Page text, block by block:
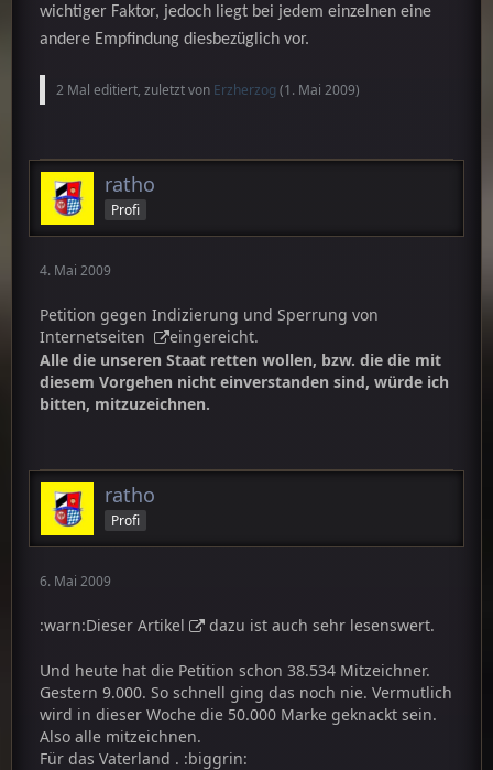
wichtiger Faktor, jedoch liegt bei jedem einzelnen eine
andere Empfindung diesbezüglich vor.
2 Mal editiert, zuletzt von Erzherzog (1. Mai 2009)
ratho
Profi
4. Mai 2009
Petition gegen Indizierung und Sperrung von
Internetseiten
eingereicht.
Alle die unseren Staat retten wollen, bzw. die die mit
diesem Vorgehen nicht einverstanden sind, würde ich
bitten, mitzuzeichnen.
ratho
Profi
6. Mai 2009
:warn:Dieser Artikel dazu ist auch sehr lesenswert.
Und heute hat die Petition schon 38.534 Mitzeichner.
Gestern 9.000. So schnell ging das noch nie. Vermutlich
wird in dieser Woche die 50.000 Marke geknackt sein.
Also alle mitzeichnen.
Für das Vaterland . :biggrin: